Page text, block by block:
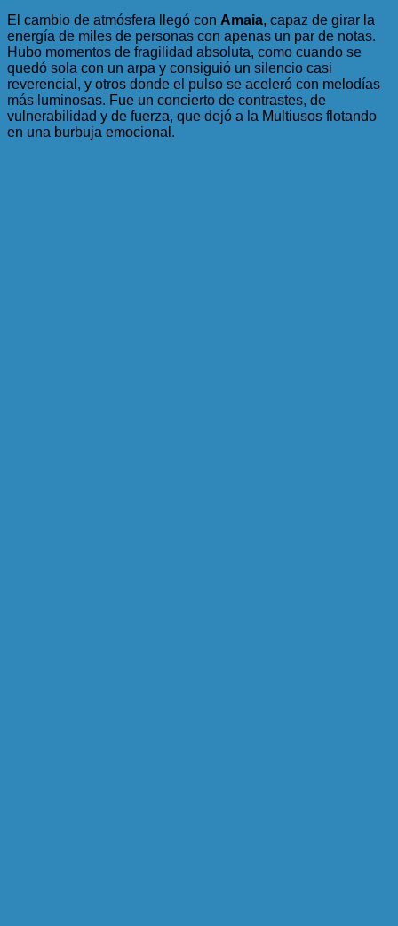
El cambio de atmósfera llegó con Amaia, capaz de girar la
energía de miles de personas con apenas un par de notas.
Hubo momentos de fragilidad absoluta, como cuando se
quedó sola con un arpa y consiguió un silencio casi
reverencial, y otros donde el pulso se aceleró con melodías
más luminosas. Fue un concierto de contrastes, de
vulnerabilidad y de fuerza, que dejó a la Multiusos flotando
en una burbuja emocional.